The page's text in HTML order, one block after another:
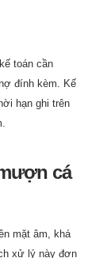
toán cần
đính kèm. Kế
hạn ghi trên
cá
mặt âm, khá
xử lý này đơn